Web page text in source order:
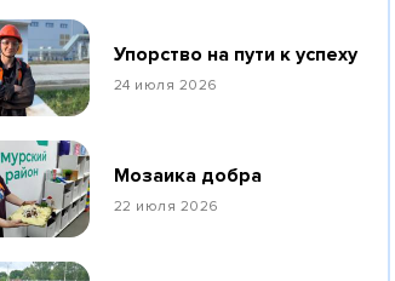
Упорство на пути к успеху
24 июля 2026
Мозаика добра
22 июля 2026